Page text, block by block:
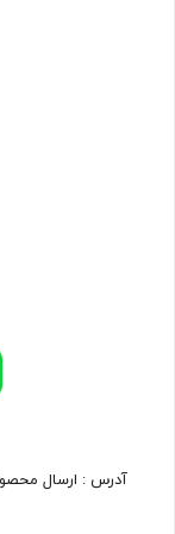
آدرس : ارسال